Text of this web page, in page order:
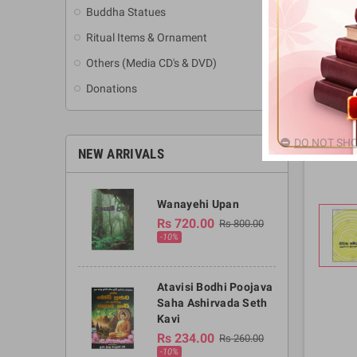
Buddha Statues
Ritual Items & Ornament
Others (Media CD's & DVD)
Donations
NEW ARRIVALS
Wanayehi Upan
Rs 720.00 Rs 800.00
-10%
Atavisi Bodhi Poojava
Saha Ashirvada Seth
Kavi
Rs 234.00 Rs 260.00
-10%
DO NOT